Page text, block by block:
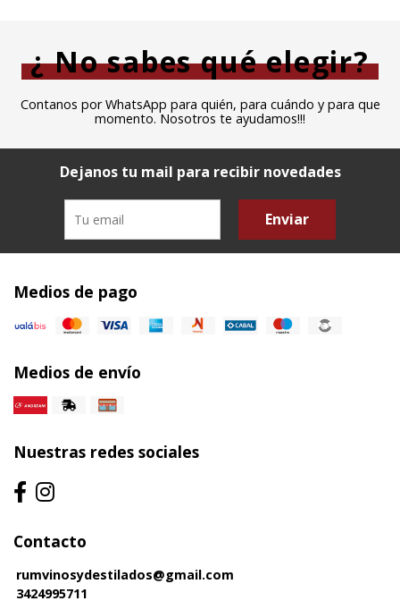
¿ No sabes qué elegir?
Contanos por WhatsApp para quién, para cuándo y para que
momento. Nosotros te ayudamos!!!
Dejanos tu mail para recibir novedades
Enviar
Medios de pago
Medios de envío
Nuestras redes sociales
Contacto
rumvinosydestilados@gmail.com
3424995711